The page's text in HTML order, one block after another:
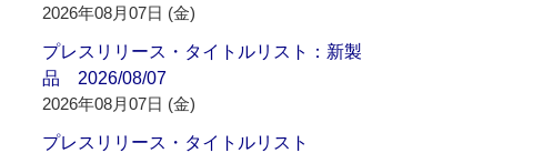
2026年08月07日 (金)
プレスリリース・タイトルリスト：新製
品 2026/08/07
2026年08月07日 (金)
プレスリリース・タイトルリスト